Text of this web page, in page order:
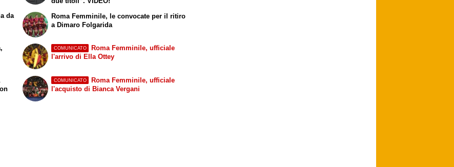
da
Roma Femminile, le convocate per il ritiro
a Dimaro Folgarida
COMUNICATO
Roma Femminile, ufficiale
l'arrivo di Ella Ottey
COMUNICATO
Roma Femminile, ufficiale
l'acquisto di Bianca Vergani